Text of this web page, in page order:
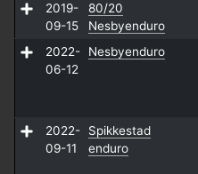
2019-
09-15
80/20
Nesbyenduro
2022-
06-12
Nesbyenduro
2022-
09-11
Spikkestad
enduro